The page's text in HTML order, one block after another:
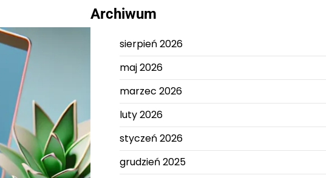
Archiwum
sierpień 2026
maj 2026
marzec 2026
luty 2026
styczeń 2026
grudzień 2025